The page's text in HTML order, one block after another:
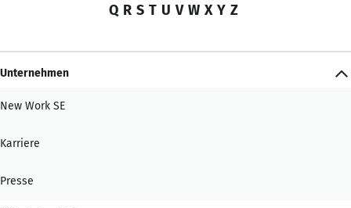
Q R S T U V W X Y Z
Unternehmen
New Work SE
Karriere
Presse